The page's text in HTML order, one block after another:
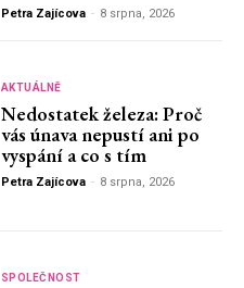
Petra Zajícova - 8 srpna, 2026
AKTUÁLNĚ
Nedostatek železa: Proč
vás únava nepustí ani po
vyspání a co s tím
Petra Zajícova - 8 srpna, 2026
SPOLEČNOST